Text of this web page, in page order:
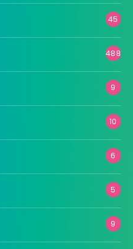
45
488
9
10
6
5
9